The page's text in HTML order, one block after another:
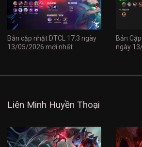
Bản cập nhật DTCL 17.3 ngày
13/05/2026 mới nhất
Bản
ngày
Liên Minh Huyền Thoại